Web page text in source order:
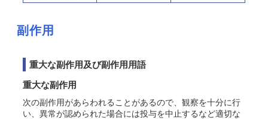
副作用
重大な副作用及び副作用用語
重大な副作用
次の副作用があらわれることがあるので、観察を十分に行
い、異常が認められた場合には投与を中止するなど適切な